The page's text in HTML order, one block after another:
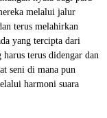
melalui jalur
terus melahirkan
yang tercipta dari
harus terus didengar dan
seni di mana pun
harmoni suara